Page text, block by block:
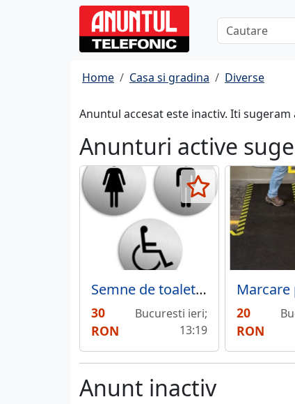
Home Casa si gradina Diverse
Anuntul accesat este inactiv. Iti
Anunturi active
Semne de toaleta baie femei barbati handicap set
30
RON
Bucuresti ieri;
13:19
20
RON
Anunt inactiv